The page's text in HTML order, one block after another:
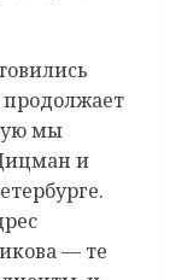
мы
и
— те